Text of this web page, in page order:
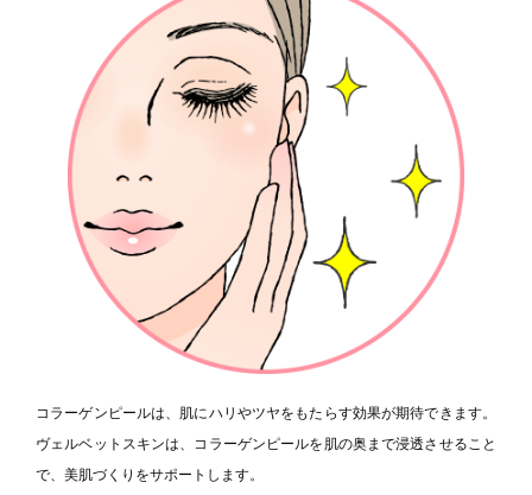
コラーゲンピールは、肌にハリやツヤをもたらす効果が期待できます。
ヴェルベットスキンは、コラーゲンピールを肌の奥まで浸透させること
で、美肌づくりをサポートします。